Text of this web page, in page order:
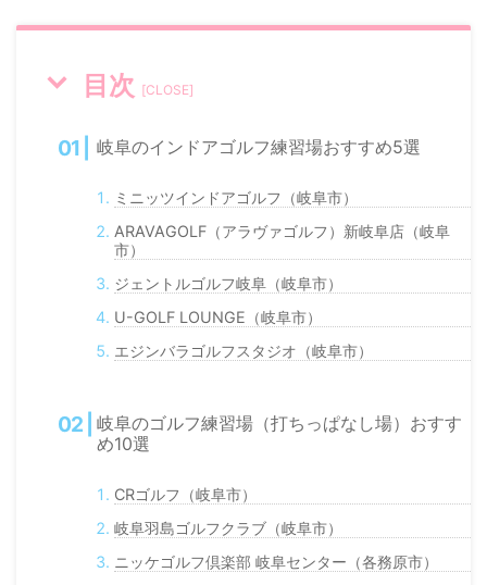
目次 [CLOSE]
岐阜のインドアゴルフ練習場おすすめ5選
ミニッツインドアゴルフ（岐阜市）
ARAVAGOLF（アラヴァゴルフ）新岐阜店（岐阜
市）
ジェントルゴルフ岐阜（岐阜市）
U-GOLF LOUNGE（岐阜市）
エジンバラゴルフスタジオ（岐阜市）
岐阜のゴルフ練習場（打ちっぱなし場）おすす
め10選
CRゴルフ（岐阜市）
岐阜羽島ゴルフクラブ（岐阜市）
ニッケゴルフ倶楽部 岐阜センター（各務原市）